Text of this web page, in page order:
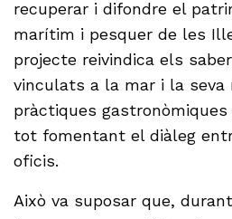
recuperar i difondre el
marítim i pesquer de les
projecte reivindica els
vinculats a la mar i la seva
pràctiques
tot fomentant el diàleg
oficis.
Això va suposar que,